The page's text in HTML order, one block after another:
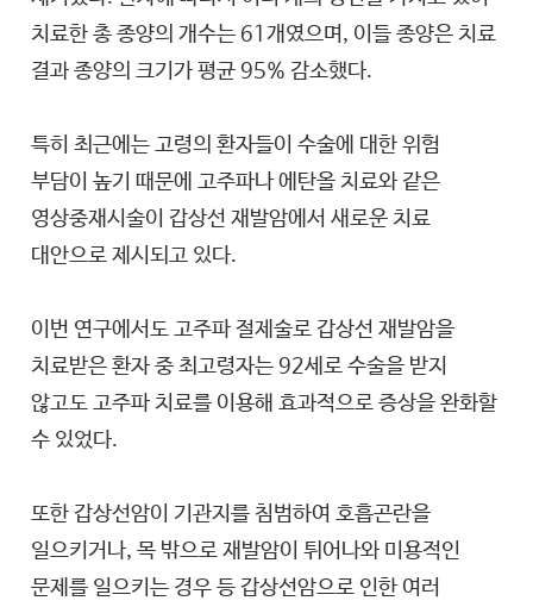
치료한 총 종양의 개수는 61개였으며, 이들 종양은 치료
결과 종양의 크기가 평균 95% 감소했다.
특히 최근에는 고령의 환자들이 수술에 대한 위험
부담이 높기 때문에 고주파나 에탄올 치료와 같은
영상중재시술이 갑상선 재발암에서 새로운 치료
대안으로 제시되고 있다.
이번 연구에서도 고주파 절제술로 갑상선 재발암을
치료받은 환자 중 최고령자는 92세로 수술을 받지
않고도 고주파 치료를 이용해 효과적으로 증상을 완화할
수 있었다.
또한 갑상선암이 기관지를 침범하여 호흡곤란을
일으키거나, 목 밖으로 재발암이 튀어나와 미용적인
문제를 일으키는 경우 등 갑상선암으로 인한 여러